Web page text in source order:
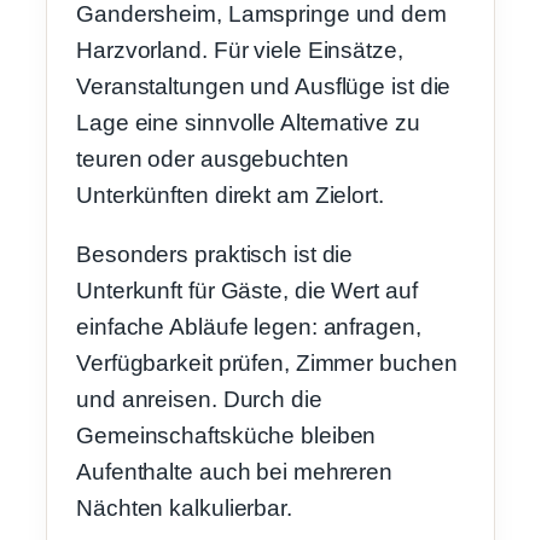
Gandersheim, Lamspringe und dem
Harzvorland. Für viele Einsätze,
Veranstaltungen und Ausflüge ist die
Lage eine sinnvolle Alternative zu
teuren oder ausgebuchten
Unterkünften direkt am Zielort.
Besonders praktisch ist die
Unterkunft für Gäste, die Wert auf
einfache Abläufe legen: anfragen,
Verfügbarkeit prüfen, Zimmer buchen
und anreisen. Durch die
Gemeinschaftsküche bleiben
Aufenthalte auch bei mehreren
Nächten kalkulierbar.